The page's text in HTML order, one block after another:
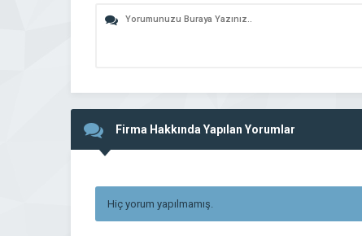
Firma Hakkında Yapılan Yorumlar
Hiç yorum yapılmamış.